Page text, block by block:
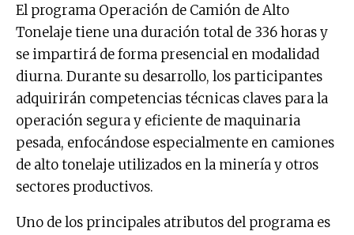
El programa Operación de Camión de Alto
Tonelaje tiene una duración total de 336 horas y
se impartirá de forma presencial en modalidad
diurna. Durante su desarrollo, los participantes
adquirirán competencias técnicas claves para la
operación segura y eficiente de maquinaria
pesada, enfocándose especialmente en camiones
de alto tonelaje utilizados en la minería y otros
sectores productivos.
Uno de los principales atributos del programa es